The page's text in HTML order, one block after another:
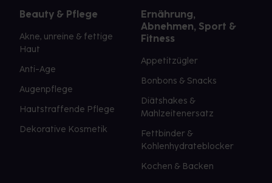
Beauty & Pflege
Akne, unreine & fettige
Haut
Anti-Age
Augenpflege
Hautstraffende Pflege
Dekorative Kosmetik
Ernährung,
Abnehmen, Sport &
Fitness
Appetitzügler
Bonbons & Snacks
Diätshakes &
Mahlzeitenersatz
Fettbinder &
Kohlenhydrateblocker
Kochen & Backen